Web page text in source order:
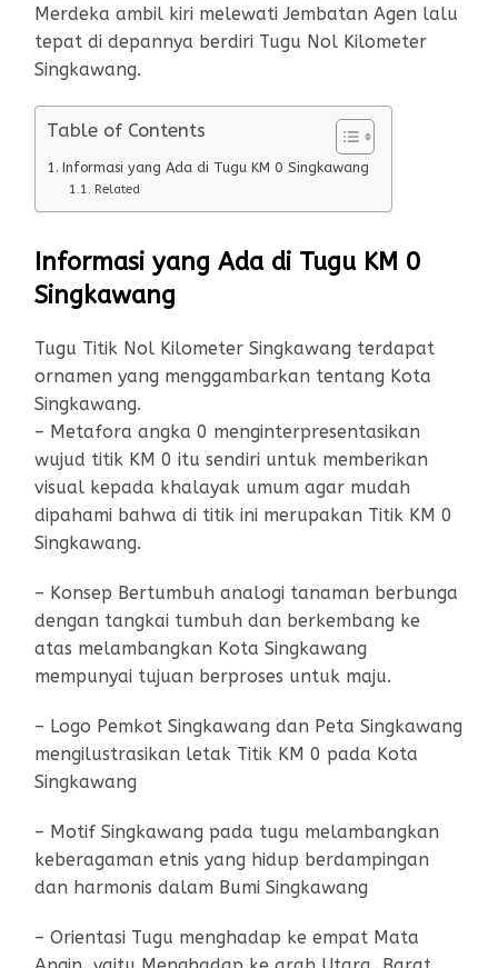
Merdeka ambil kiri melewati Jembatan Agen lalu
tepat di depannya berdiri Tugu Nol Kilometer
Singkawang.
Table of Contents
Informasi yang Ada di Tugu KM 0 Singkawang
Related
Informasi yang Ada di Tugu KM 0
Singkawang
Tugu Titik Nol Kilometer Singkawang terdapat
ornamen yang menggambarkan tentang Kota
Singkawang.
– Metafora angka 0 menginterpresentasikan
wujud titik KM 0 itu sendiri untuk memberikan
visual kepada khalayak umum agar mudah
dipahami bahwa di titik ini merupakan Titik KM 0
Singkawang.
– Konsep Bertumbuh analogi tanaman berbunga
dengan tangkai tumbuh dan berkembang ke
atas melambangkan Kota Singkawang
mempunyai tujuan berproses untuk maju.
– Logo Pemkot Singkawang dan Peta Singkawang
mengilustrasikan letak Titik KM 0 pada Kota
Singkawang
– Motif Singkawang pada tugu melambangkan
keberagaman etnis yang hidup berdampingan
dan harmonis dalam Bumi Singkawang
– Orientasi Tugu menghadap ke empat Mata